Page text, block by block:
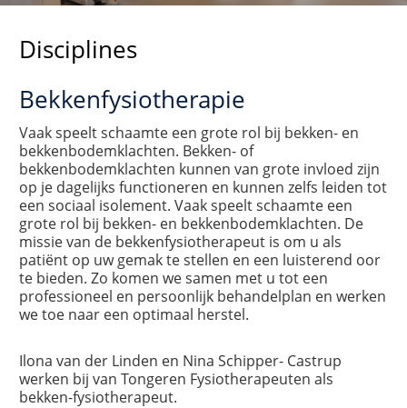
Disciplines
Bekkenfysiotherapie
Vaak speelt schaamte een grote rol bij bekken- en
bekkenbodemklachten. Bekken- of
bekkenbodemklachten kunnen van grote invloed zijn
op je dagelijks functioneren en kunnen zelfs leiden tot
een sociaal isolement. Vaak speelt schaamte een
grote rol bij bekken- en bekkenbodemklachten. De
missie van de bekkenfysiotherapeut is om u als
patiënt op uw gemak te stellen en een luisterend oor
te bieden. Zo komen we samen met u tot een
professioneel en persoonlijk behandelplan en werken
we toe naar een optimaal herstel.
Ilona van der Linden en Nina Schipper- Castrup
werken bij van Tongeren Fysiotherapeuten als
bekken-fysiotherapeut.